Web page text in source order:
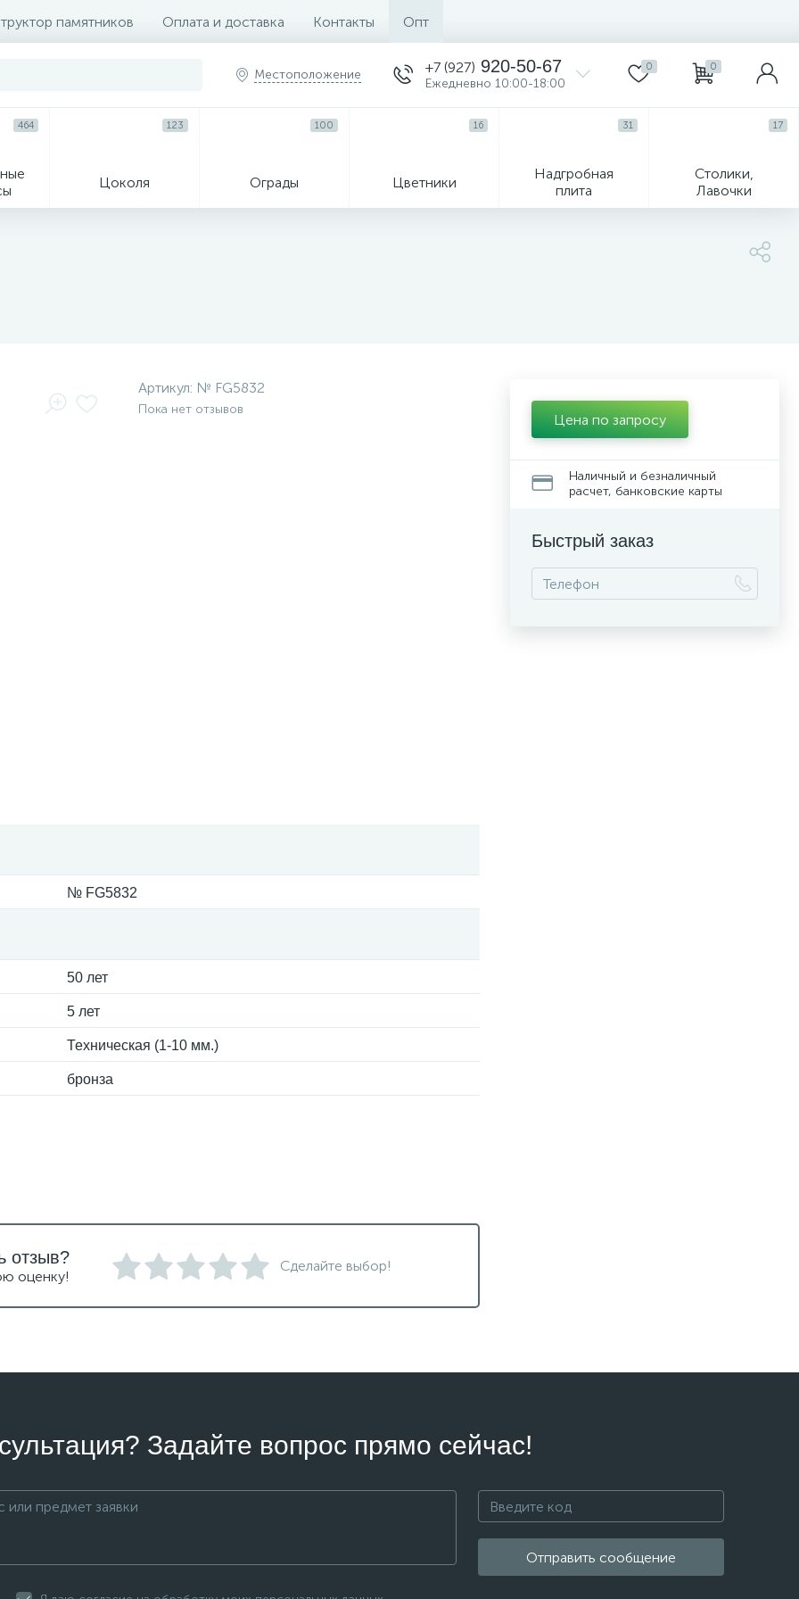
памятников Оплата и доставка Контакты Опт
Местоположение +7 (927) 920-50-67
Ежедневно 10:00-18:00
0 0
464
Цоколя
123
Ограды
100
Цветники
16
Надгробная
плита
31
Столики,
Лавочки
17
Артикул: № FG5832
Пока нет отзывов
№ FG5832
50 лет
5 лет
Техническая (1-10 мм.)
бронза
Цена по запросу
Наличный и безналичный
расчет, банковские карты
Быстрый заказ
отзыв?
оценку!
Сделайте выбор!
Задайте вопрос прямо сейчас!
Отправить сообщение